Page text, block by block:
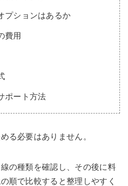
プションはあるか
費用
ポート方法
る必要はありません。
の種類を確認し、その後に料
順で比較すると整理しやすく